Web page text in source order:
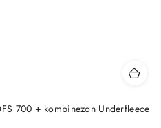
700 + kombinezon Underfleece